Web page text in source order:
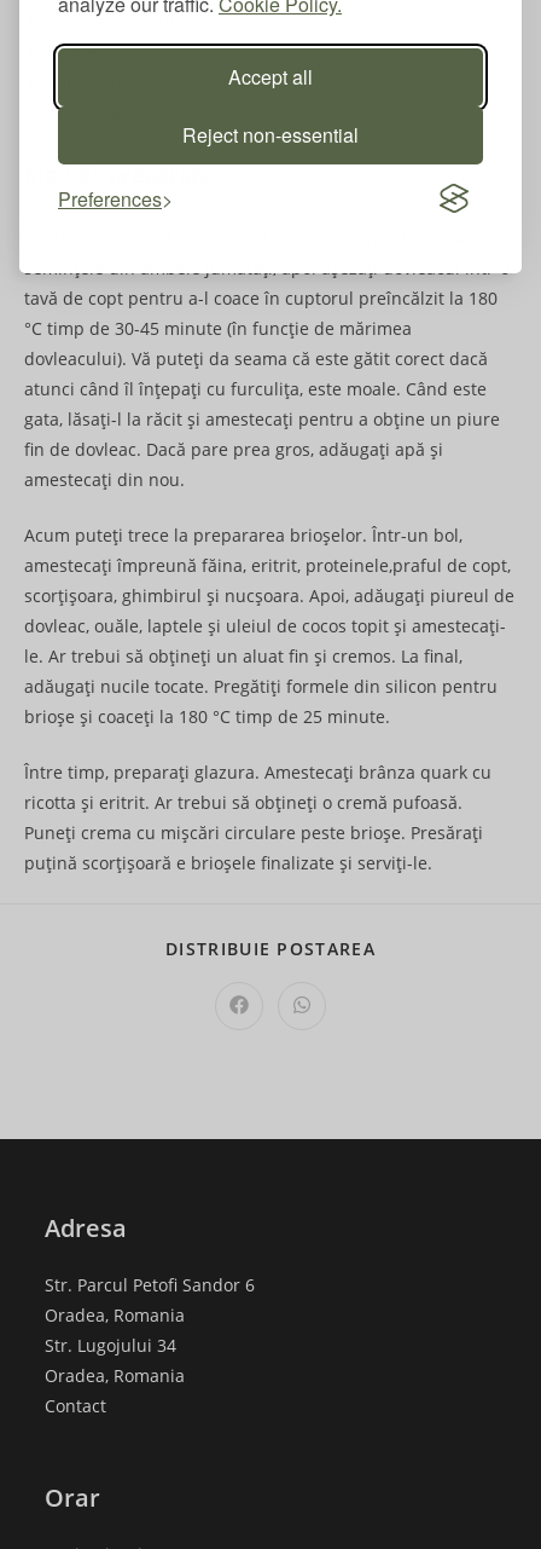
Accept all
Reject non-essential
Preferences
120 g brânză ricotta
30 g eritrit
1 linguriță extract de vanilie
scorțișoară
semințele din ambele jumătăți, apoi așezați dovleacul într-o
tavă de copt pentru a-l coace în cuptorul preîncălzit la 180
°C timp de 30-45 minute (în funcție de mărimea
dovleacului). Vă puteți da seama că este gătit corect dacă
atunci când îl înțepați cu furculița, este moale. Când este
gata, lăsați-l la răcit și amestecați pentru a obține un piure
fin de dovleac. Dacă pare prea gros, adăugați apă și
amestecați din nou.
Acum puteți trece la prepararea brioșelor. Într-un bol,
amestecați împreună făina, eritrit, proteinele,praful de copt,
scorțișoara, ghimbirul și nucșoara. Apoi, adăugați piureul de
dovleac, ouăle, laptele și uleiul de cocos topit și amestecați-
le. Ar trebui să obțineți un aluat fin și cremos. La final,
adăugați nucile tocate. Pregătiți formele din silicon pentru
brioșe și coaceți la 180 °C timp de 25 minute.
Între timp, preparați glazura. Amestecați brânza quark cu
ricotta și eritrit. Ar trebui să obțineți o cremă pufoasă.
Puneți crema cu mișcări circulare peste brioșe. Presărați
puțină scorțișoară e brioșele finalizate și serviți-le.
DISTRIBUIE POSTAREASHARE
Opens
Opens
Adresa
Str. Parcul Petofi Sandor 6
Oradea, Romania
Str. Lugojului 34
Oradea, Romania
Contact
Orar